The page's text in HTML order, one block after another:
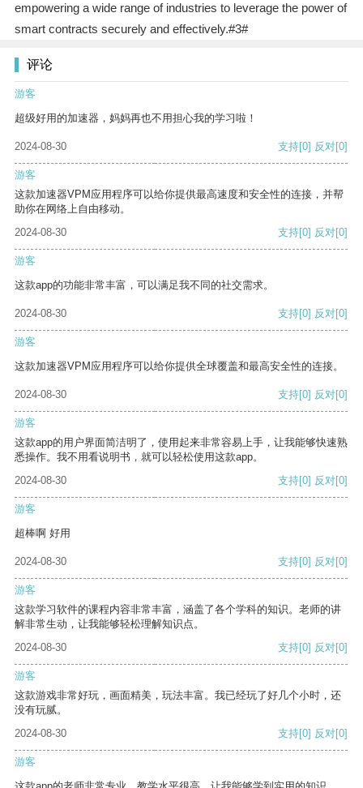
empowering a wide range of industries to leverage the power of
smart contracts securely and effectively.#3#
评论
游客
超级好用的加速器，妈妈再也不用担心我的学习啦！
2024-08-30 支持[0] 反对[0]
游客
这款加速器VPM应用程序可以给你提供最高速度和安全性的连接，并帮
助你在网络上自由移动。
2024-08-30
支持[0] 反对[0]
游客
这款app的功能非常丰富，可以满足我不同的社交需求。
2024-08-30 支持[0] 反对[0]
游客
这款加速器VPM应用程序可以给你提供全球覆盖和最高安全性的连接。
2024-08-30 支持[0] 反对[0]
游客
这款app的用户界面简洁明了，使用起来非常容易上手，让我能够快速熟
悉操作。我不用看说明书，就可以轻松使用这款app。
2024-08-30
支持[0] 反对[0]
游客
超棒啊 好用
2024-08-30 支持[0] 反对[0]
游客
这款学习软件的课程内容非常丰富，涵盖了各个学科的知识。老师的讲
解非常生动，让我能够轻松理解知识点。
2024-08-30
支持[0] 反对[0]
游客
这款游戏非常好玩，画面精美，玩法丰富。我已经玩了好几个小时，还
没有玩腻。
2024-08-30
支持[0] 反对[0]
游客